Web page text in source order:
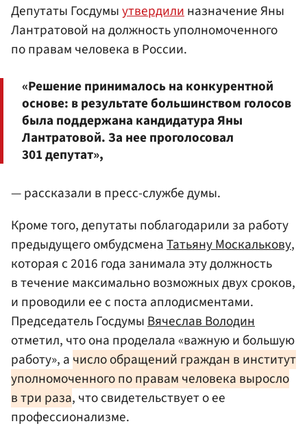
Депутаты Госдумыутвердили назначение Яны
Лантратовой на должность уполномоченного
по правам человека в России.
«Решение принималось на конкурентной
основе: в результате большинством голосов
была поддержана кандидатура Яны
Лантратовой. За нее проголосовал
301 депутат»,
— рассказали в пресс-службе думы.
Кроме того, депутаты поблагодарили за работу
предыдущего омбудсменаТатьяну Москалькову,
которая с 2016 года занимала эту должность
в течение максимально возможных двух сроков,
и проводили ее с поста аплодисментами.
Председатель ГосдумыВячеслав Володин
отметил, что она проделала «важную и большую
работу», а число обращений граждан в институт
уполномоченного по правам человека выросло
в три раза, что свидетельствует о ее
профессионализме.